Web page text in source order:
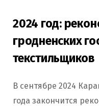
2024 год:
гродненских
текстильщиков
В сентябре 2024
года закончится